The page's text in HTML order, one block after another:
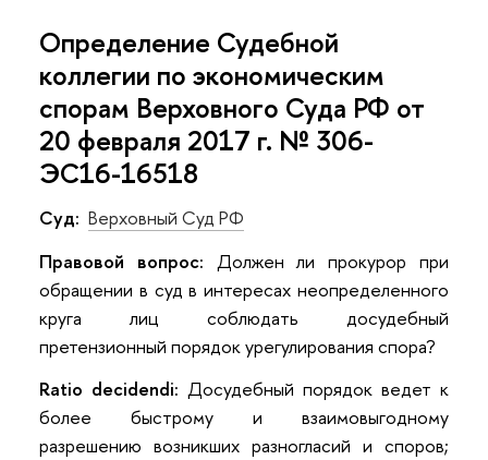
Определение Судебной
коллегии по экономическим
спорам Верховного Суда РФ от
20 февраля 2017 г. № 306-
ЭС16-16518
Суд: Верховный Суд РФ
Правовой вопрос: Должен ли прокурор при
обращении в суд в интересах неопределенного
круга лиц соблюдать досудебный
претензионный порядок урегулирования спора?
Ratio decidendi: Досудебный порядок ведет к
более быстрому и взаимовыгодному
разрешению возникших разногласий и споров;